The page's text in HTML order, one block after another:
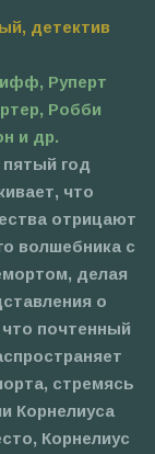
детектив
Руперт
Робби
и др.
год
что
отрицают
волшебника с
делая
о
почтенный
стремясь
Корнелиуса
Корнелиус